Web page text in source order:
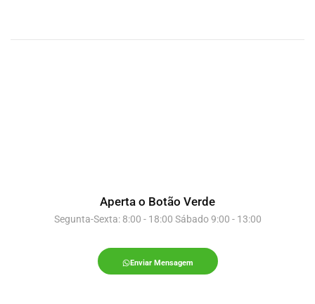
Aperta o Botão Verde
Segunta-Sexta: 8:00 - 18:00 Sábado 9:00 - 13:00
Enviar Mensagem